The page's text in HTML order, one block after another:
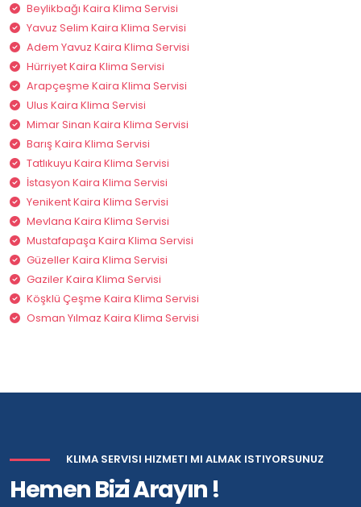
Beylikbağı Kaira Klima Servisi
Yavuz Selim Kaira Klima Servisi
Adem Yavuz Kaira Klima Servisi
Hürriyet Kaira Klima Servisi
Arapçeşme Kaira Klima Servisi
Ulus Kaira Klima Servisi
Mimar Sinan Kaira Klima Servisi
Barış Kaira Klima Servisi
Tatlıkuyu Kaira Klima Servisi
İstasyon Kaira Klima Servisi
Yenikent Kaira Klima Servisi
Mevlana Kaira Klima Servisi
Mustafapaşa Kaira Klima Servisi
Güzeller Kaira Klima Servisi
Gaziler Kaira Klima Servisi
Köşklü Çeşme Kaira Klima Servisi
Osman Yılmaz Kaira Klima Servisi
KLIMA SERVISI HIZMETI MI ALMAK ISTIYORSUNUZ
Hemen Bizi Arayın !